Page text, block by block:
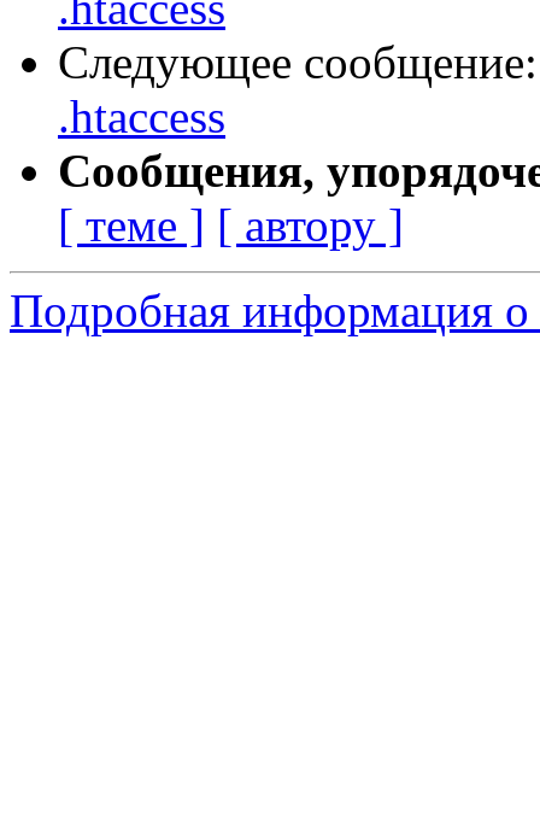
Следующее
.htaccess
Сообщения,
[ теме ] [ автору ]
Подробная информация